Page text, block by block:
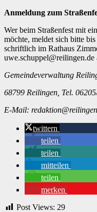
Anmeldung zum
Wer beim Straßenfest mit
möchte, meldet sich bitte
schriftlich im Rathaus
uwe.schuppel@reilingen.de
Gemeindeverwaltung
68799 Reilingen, Tel.
E-Mail:
twittern
teilen
teilen
mitteilen
teilen
merken
Post Views: 29